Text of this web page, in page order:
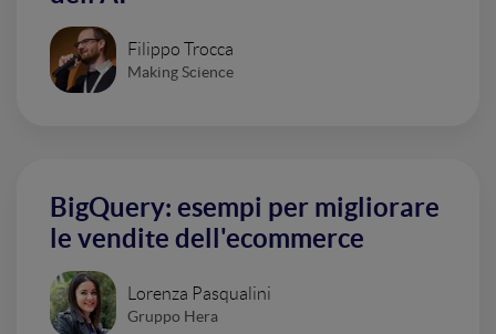
Filippo Trocca
Making Science
BigQuery: esempi per migliorare
le vendite dell'ecommerce
Lorenza Pasqualini
Gruppo Hera